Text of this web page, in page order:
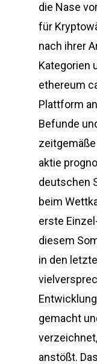
die Nase
für
nach ihrer
Kategorien
ethereum
Plattform
Befunde
aktie
deutschen
beim
erste
diesem
in den
gemacht
anstößt.